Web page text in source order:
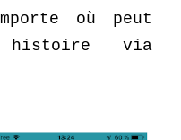
où peut
histoire via